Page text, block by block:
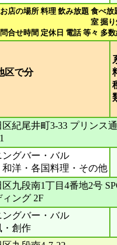
店の場所 料理 飲み放題 食べ放
室 掘
合せ時間 定休日 電話 等々 多
区で分
紀尾井町3-33 プリンス
ングバー・バル
洋・各国料理・その他
九段南1丁目4番地2号
ィング 2F
ングバー・バル
創作